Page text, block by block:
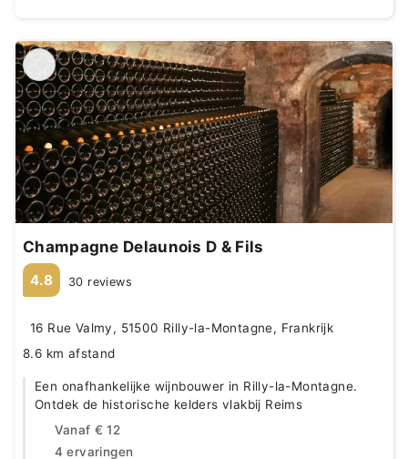
Champagne Delaunois D & Fils
4.8 30 reviews
16 Rue Valmy, 51500 Rilly-la-Montagne, Frankrijk
8.6 km afstand
Een onafhankelijke wijnbouwer in Rilly-la-Montagne.
Ontdek de historische kelders vlakbij Reims
Vanaf € 12
4 ervaringen